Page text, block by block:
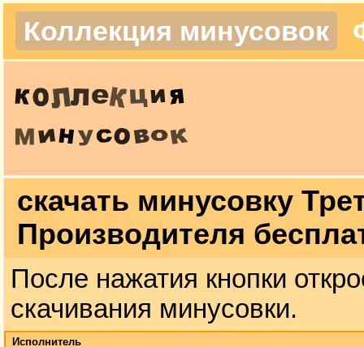
Коллекция минусовок
скачать минусовку
Производителя
После нажатия кнопки
скачивания минусовки.
Исполнитель